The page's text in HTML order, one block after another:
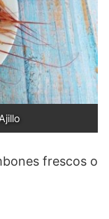
frescos o